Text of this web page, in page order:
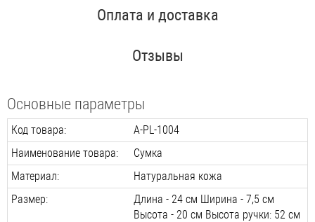
Оплата и доставка
Отзывы
Основные параметры
Код товара:
A-PL-1004
Наименование товара:
Сумка
Материал:
Натуральная кожа
Размер:
Длина - 24 см Ширина - 7,5 см
Высота - 20 см Высота ручки: 52 см